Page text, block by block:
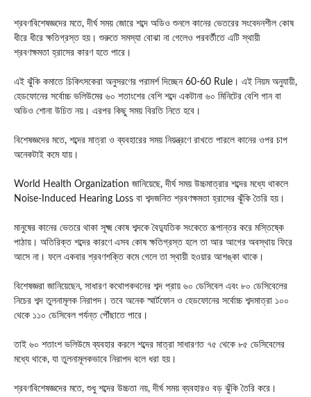
শ্রবণবিশেষজ্ঞদের মতে, দীর্ঘ সময় জোরে শব্দে অডিও শুনলে কানের ভেতরের সংবেদনশীল কোষ
ধীরে ধীরে ক্ষতিগ্রস্ত হয়। শুরুতে সমস্যা বোঝা না গেলেও পরবর্তীতে এটি স্থায়ী
শ্রবণক্ষমতা হ্রাসের কারণ হতে পারে।
এই ঝুঁকি কমাতে চিকিৎসকেরা অনুসরণের পরামর্শ দিচ্ছেন 60-60 Rule । এই নিয়ম অনুযায়ী,
হেডফোনের সর্বোচ্চ ভলিউমের ৬০ শতাংশের বেশি শব্দে একটানা ৬০ মিনিটের বেশি গান বা
অডিও শোনা উচিত নয়। এরপর কিছু সময় বিরতি নিতে হবে।
বিশেষজ্ঞদের মতে, শব্দের মাত্রা ও ব্যবহারের সময় নিয়ন্ত্রণে রাখতে পারলে কানের ওপর চাপ
অনেকটাই কমে যায়।
World Health Organization জানিয়েছে, দীর্ঘ সময় উচ্চমাত্রার শব্দের মধ্যে থাকলে
Noise-Induced Hearing Loss বা শব্দজনিত শ্রবণক্ষমতা হ্রাসের ঝুঁকি তৈরি হয়।
মানুষের কানের ভেতরে থাকা সূক্ষ্ম কোষ শব্দকে বৈদ্যুতিক সংকেতে রূপান্তর করে মস্তিষ্কে
পাঠায়। অতিরিক্ত শব্দের কারণে এসব কোষ ক্ষতিগ্রস্ত হলে তা আর আগের অবস্থায় ফিরে
আসে না। ফলে একবার শ্রবণশক্তি কমে গেলে তা স্থায়ী হওয়ার আশঙ্কা থাকে।
বিশেষজ্ঞরা জানিয়েছেন, সাধারণ কথোপকথনের শব্দ প্রায় ৬০ ডেসিবেল এবং ৮০ ডেসিবেলের
নিচের শব্দ তুলনামূলক নিরাপদ। তবে অনেক স্মার্টফোন ও হেডফোনের সর্বোচ্চ শব্দমাত্রা ১০০
থেকে ১১০ ডেসিবেল পর্যন্ত পৌঁছাতে পারে।
তাই ৬০ শতাংশ ভলিউমে ব্যবহার করলে শব্দের মাত্রা সাধারণত ৭৫ থেকে ৮৫ ডেসিবেলের
মধ্যে থাকে, যা তুলনামূলকভাবে নিরাপদ বলে ধরা হয়।
শ্রবণবিশেষজ্ঞদের মতে, শুধু শব্দের উচ্চতা নয়, দীর্ঘ সময় ব্যবহারও বড় ঝুঁকি তৈরি করে।